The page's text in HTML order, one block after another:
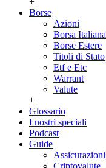
Borse
Azioni
Borsa Italiana
Borse Estere
Titoli di Stato
Etf e Etc
Warrant
Valute
+
Glossario
I nostri speciali
Podcast
Guide
Assicurazioni
Criptovalute